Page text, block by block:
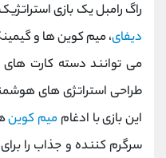
راگ رامبل یک بازی
دیفای، میم‌ کوین ‌ها و
می توانند دسته‌ کارت ‌های
طراحی استراتژی‌ های
این بازی با ادغام میم‌ کوین
سرگرم‌ کننده و جذاب را